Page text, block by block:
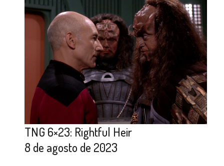
TNG 6×23: Rightful Heir
8 de agosto de 2023